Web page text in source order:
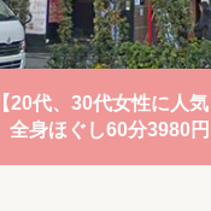
【20代、30代女性に人
全身ほぐし60分3980円